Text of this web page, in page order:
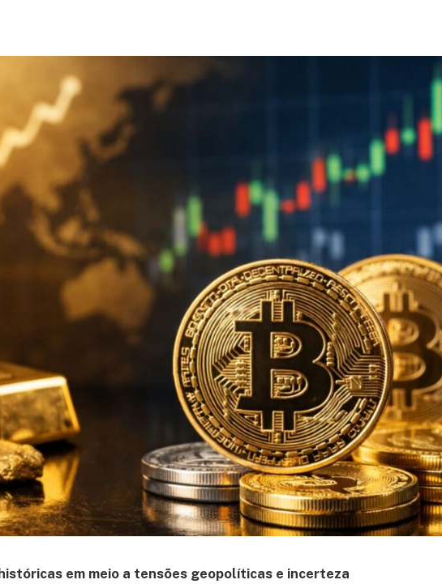
em meio a tensões geopolíticas e incerteza